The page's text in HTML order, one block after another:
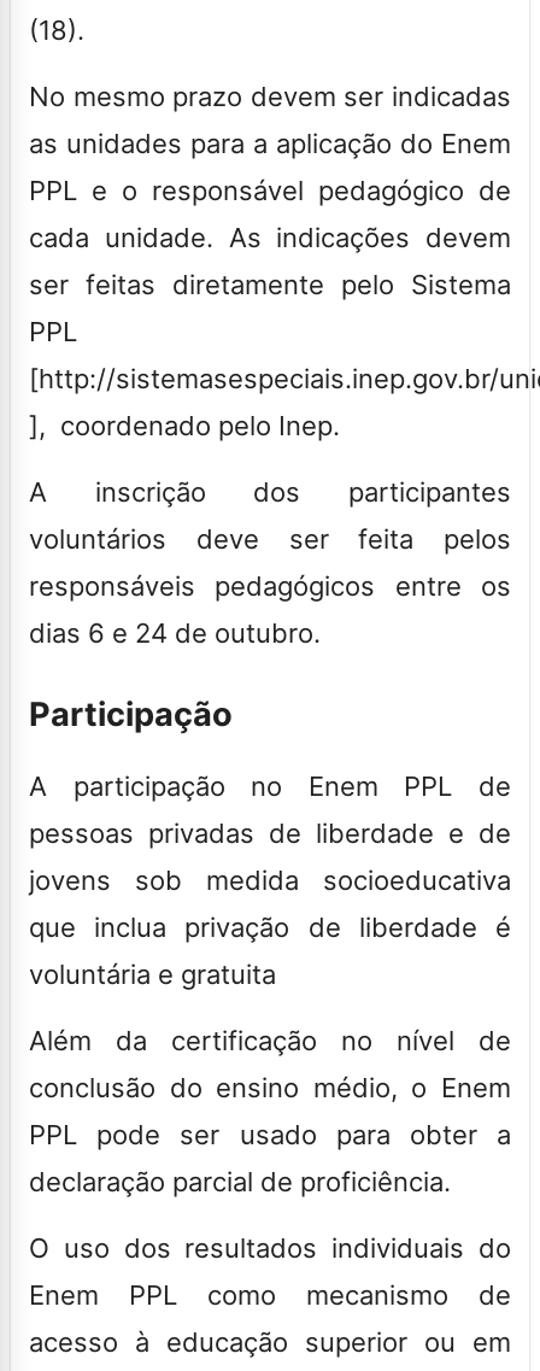
(18).
No mesmo prazo devem ser indicadas
as unidades para a aplicação do Enem
PPL e o responsável pedagógico de
cada unidade. As indicações devem
ser feitas diretamente pelo Sistema
PPL
[http://sistemasespeciais.inep.gov.br/
], coordenado pelo Inep.
A inscrição dos participantes
voluntários deve ser feita pelos
responsáveis pedagógicos entre os
dias 6 e 24 de outubro.
Participação
A participação no Enem PPL de
pessoas privadas de liberdade e de
jovens sob medida socioeducativa
que inclua privação de liberdade é
voluntária e gratuita
Além da certificação no nível de
conclusão do ensino médio, o Enem
PPL pode ser usado para obter a
declaração parcial de proficiência.
O uso dos resultados individuais do
Enem PPL como mecanismo de
acesso à educação superior ou em